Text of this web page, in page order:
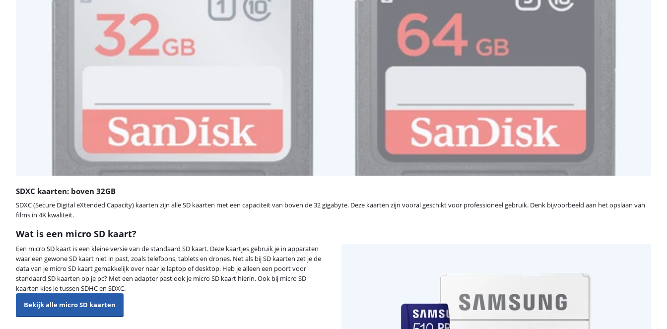
SDXC kaarten: boven 32GB
SDXC (Secure Digital eXtended Capacity) kaarten zijn alle SD kaarten met een capaciteit van boven de 32 gigabyte. Deze kaarten zijn vooral geschikt voor professioneel gebruik. Denk bijvoorbeeld aan het opslaan van
films in 4K kwaliteit.
Wat is een micro SD kaart?
Een micro SD kaart is een kleine versie van de standaard SD kaart. Deze kaartjes gebruik je in apparaten
waar een gewone SD kaart niet in past, zoals telefoons, tablets en drones. Net als bij SD kaarten zet je de
data van je micro SD kaart gemakkelijk over naar je laptop of desktop. Heb je alleen een poort voor
standaard SD kaarten op je pc? Met een adapter past ook je micro SD kaart hierin. Ook bij micro SD
kaarten kies je tussen SDHC en SDXC.
Bekijk alle micro SD kaarten